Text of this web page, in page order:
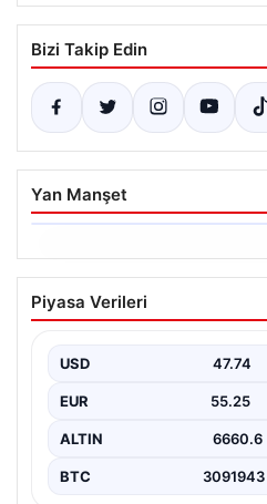
Bizi Takip Edin
Yan Manşet
06.08.2026
Ertuğrul Özkök ifade
ucundan bile geçmez”
Piyasa Verileri
USD 47.74
EUR 55.25
ALTIN 6660.6
BTC 3091943